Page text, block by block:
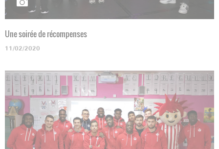
Une soirée de récompenses
11/02/2020